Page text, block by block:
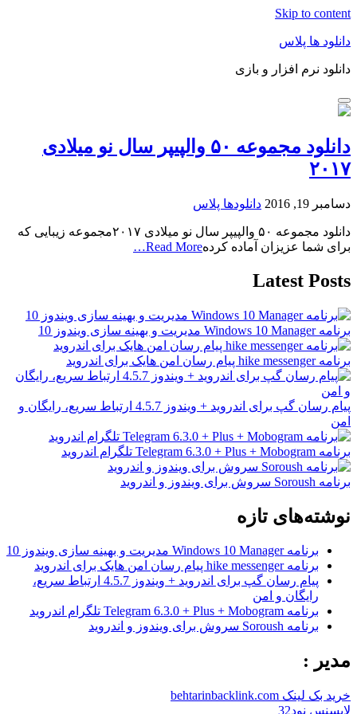
Skip to content
دانلود ها پلاس
دانلود نرم افزار و بازی
دانلود مجموعه ۵۰ والپیپر سال نو میلادی
۲۰۱۷
دسامبر 19, 2016 دانلودها پلاس
دانلود مجموعه ۵۰ والپیپر سال نو میلادی ۲۰۱۷مجموعه زیبایی که
برای شما عزیزان آماده کردهRead More…
Latest Posts
برنامه Windows 10 Manager مدیریت و بهینه سازی ویندوز 10
برنامه hike messenger پیام‌ رسان‌ امن هایک برای اندروید
پیام رسان گپ برای اندروید + ویندوز 4.5.7 ارتباط سریع، رایگان و
امن
برنامه Telegram 6.3.0 + Plus + Mobogram تلگرام اندروید
برنامه Soroush سروش برای ویندوز و اندروید
نوشته‌های تازه
برنامه Windows 10 Manager مدیریت و بهینه سازی ویندوز 10
برنامه hike messenger پیام‌ رسان‌ امن هایک برای اندروید
پیام رسان گپ برای اندروید + ویندوز 4.5.7 ارتباط سریع،
رایگان و امن
برنامه Telegram 6.3.0 + Plus + Mobogram تلگرام اندروید
برنامه Soroush سروش برای ویندوز و اندروید
مدیر :
خرید بک لینک behtarinbacklink.com
لایسنس نود32